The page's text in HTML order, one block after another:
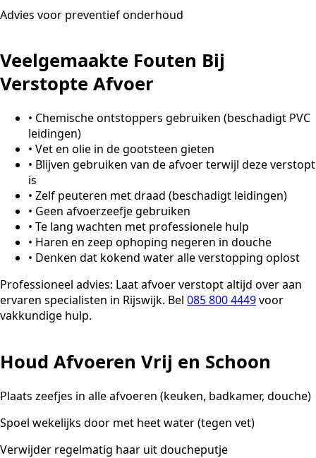
Advies voor preventief onderhoud
Veelgemaakte Fouten Bij
Verstopte Afvoer
• Chemische ontstoppers gebruiken (beschadigt PVC
leidingen)
• Vet en olie in de gootsteen gieten
• Blijven gebruiken van de afvoer terwijl deze verstopt
is
• Zelf peuteren met draad (beschadigt leidingen)
• Geen afvoerzeefje gebruiken
• Te lang wachten met professionele hulp
• Haren en zeep ophoping negeren in douche
• Denken dat kokend water alle verstopping oplost
Professioneel advies: Laat afvoer verstopt altijd over aan
ervaren specialisten in Rijswijk. Bel 085 800 4449voor
vakkundige hulp.
Houd Afvoeren Vrij en Schoon
Plaats zeefjes in alle afvoeren (keuken, badkamer, douche)
Spoel wekelijks door met heet water (tegen vet)
Verwijder regelmatig haar uit doucheputje